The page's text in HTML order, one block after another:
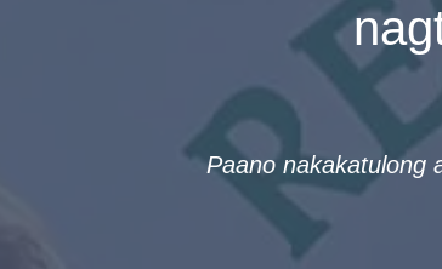
Paano nakakatulong